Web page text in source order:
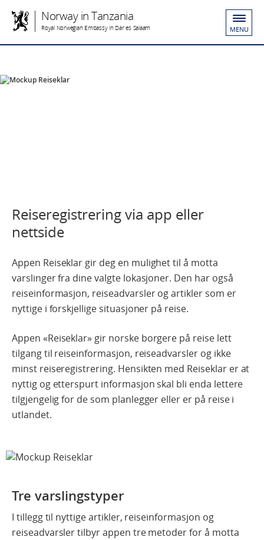
Norway in Tanzania
Royal Norwegian Embassy in Dar es Salaam MENU
Reiseregistrering via app eller
nettside
Appen Reiseklar gir deg en mulighet til å motta
varslinger fra dine valgte lokasjoner. Den har også
reiseinformasjon, reiseadvarsler og artikler som er
nyttige i forskjellige situasjoner på reise.
Appen «Reiseklar» gir norske borgere på reise lett
tilgang til reiseinformasjon, reiseadvarsler og ikke
minst reiseregistrering. Hensikten med Reiseklar er at
nyttig og etterspurt informasjon skal bli enda lettere
tilgjengelig for de som planlegger eller er på reise i
utlandet.
Tre varslingstyper
I tillegg til nyttige artikler, reiseinformasjon og
reiseadvarsler tilbyr appen tre metoder for å motta